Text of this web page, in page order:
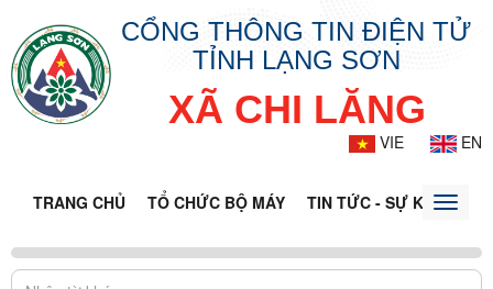
CỔNG THÔNG TIN ĐIỆN TỬ
TỈNH LẠNG SƠN
XÃ CHI LĂNG
VIE EN
TRANG CHỦ TỔ CHỨC BỘ MÁY TIN TỨC - SỰ KIỆNToggle